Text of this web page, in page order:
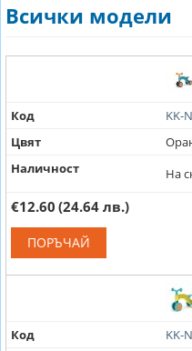
Всички модели
Код
KK-
Цвят
Наличност
На
€12.60 (24.64 лв.)
ПОРЪЧАЙ
Код
KK-